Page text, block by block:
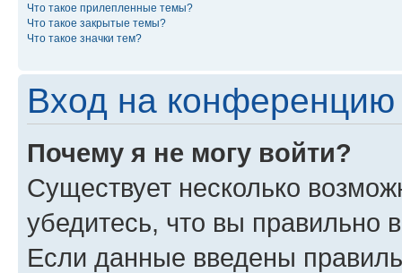
Что такое прилепленные темы?
Что такое закрытые темы?
Что такое значки тем?
Вход на конференцию
Почему я не могу войти?
Существует несколько
убедитесь, что вы правильно
Если данные введены